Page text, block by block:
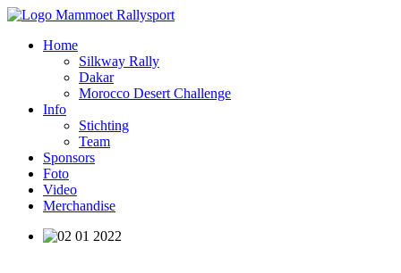
Home
Silkway Rally
Dakar
Morocco Desert Challenge
Info
Stichting
Team
Sponsors
Foto
Video
Merchandise